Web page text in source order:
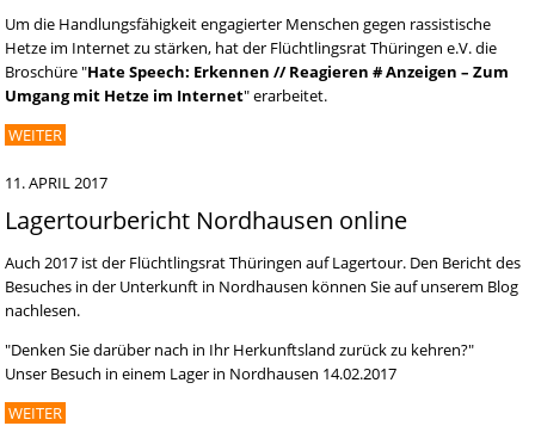
Um die Handlungsfähigkeit engagierter Menschen gegen rassistische
Hetze im Internet zu stärken, hat der Flüchtlingsrat Thüringen e.V. die
Broschüre "Hate Speech: Erkennen // Reagieren # Anzeigen – Zum
Umgang mit Hetze im Internet" erarbeitet.
WEITER
11. APRIL 2017
Lagertourbericht Nordhausen online
Auch 2017 ist der Flüchtlingsrat Thüringen auf Lagertour. Den Bericht des
Besuches in der Unterkunft in Nordhausen können Sie auf unserem Blog
nachlesen.
"Denken Sie darüber nach in Ihr Herkunftsland zurück zu kehren?"
Unser Besuch in einem Lager in Nordhausen 14.02.2017
WEITER